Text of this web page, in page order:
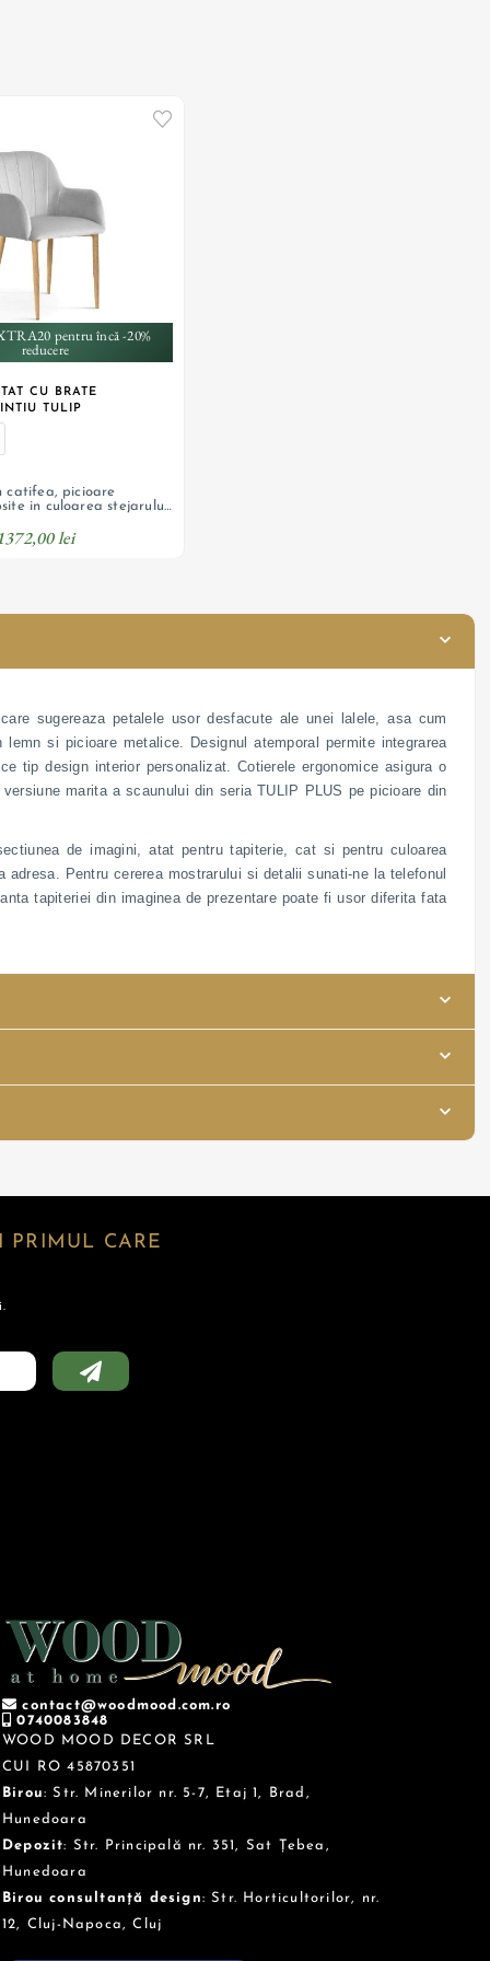
pentru încă -20%
reducere
CU BRATE
TULIP
+ 1
catifea, picioare
in culoarea stejarului
lei
sugereaza petalele usor desfacute ale unei lalele, asa cum
si picioare metalice. Designul atemporal permite integrarea
tip design interior personalizat. Cotierele ergonomice asigura o
marita a scaunului din seria TULIP PLUS pe picioare din
de imagini, atat pentru tapiterie, cat si pentru culoarea
Pentru cererea mostrarului si detalii sunati-ne la telefonul
tapiteriei din imaginea de prezentare poate fi usor diferita fata
PRIMUL CARE
contact@woodmood.com.ro
0740083848
WOOD MOOD DECOR SRL
CUI RO 45870351
Birou: Str. Minerilor nr. 5-7, Etaj 1, Brad,
Hunedoara
Depozit: Str. Principală nr. 351, Sat Țebea,
Hunedoara
Birou consultanță design: Str. Horticultorilor, nr.
12, Cluj-Napoca, Cluj